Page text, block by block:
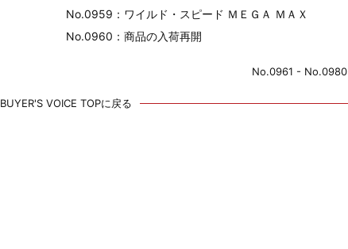
No.0959：ワイルド・スピード ＭＥＧＡ ＭＡＸ
No.0960：商品の入荷再開
No.0961 - No.0980
BUYER'S VOICE TOPに戻る